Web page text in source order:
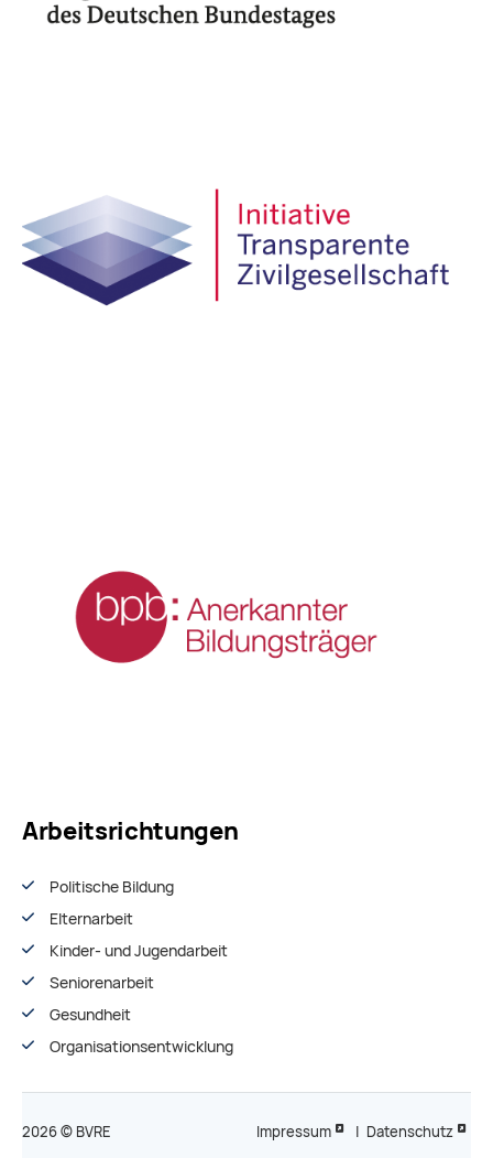
Arbeitsrichtungen
Politische Bildung
Elternarbeit
Kinder- und Jugendarbeit
Seniorenarbeit
Gesundheit
Organisationsentwiсklung
2026 © BVRE Impressum | Datenschutz